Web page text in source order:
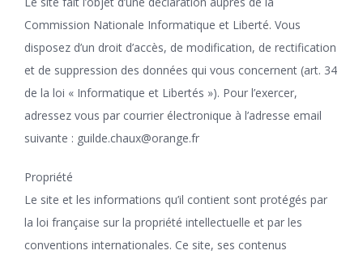
Commission Nationale Informatique et Liberté. Vous
disposez d’un droit d’accès, de modification, de rectification
et de suppression des données qui vous concernent (art. 34
de la loi « Informatique et Libertés »). Pour l’exercer,
adressez vous par courrier électronique à l’adresse email
suivante : guilde.chaux@orange.fr
Propriété
Le site et les informations qu’il contient sont protégés par
la loi française sur la propriété intellectuelle et par les
conventions internationales. Ce site, ses contenus